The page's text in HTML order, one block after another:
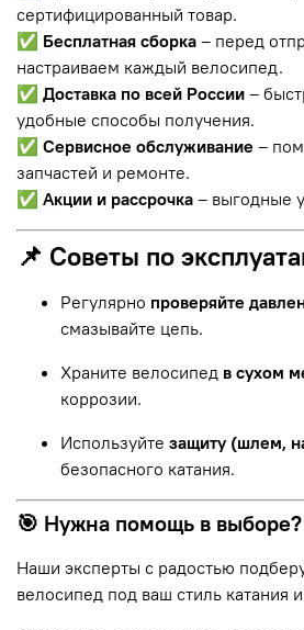
сертифицированный товар.
✅ Бесплатная сборка – перед
настраиваем каждый велосипед.
✅ Доставка по всей России –
удобные способы получения.
✅ Сервисное обслуживание –
запчастей и ремонте.
✅ Акции и рассрочка – выгодные
📌 Советы по
Регулярно проверяйте
смазывайте цепь.
Храните велосипед в сухом
коррозии.
Используйте защиту (шлем,
безопасного катания.
🎯 Нужна помощь в выборе?
Наши эксперты с радостью
велосипед под ваш стиль катания